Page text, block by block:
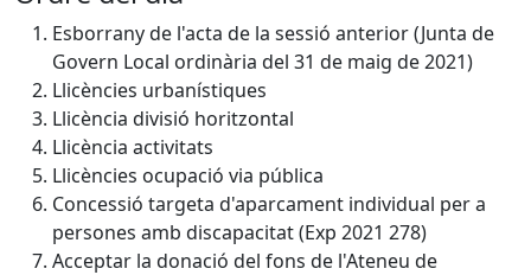
Esborrany de l'acta de la sessió anterior (Junta de
Govern Local ordinària del 31 de maig de 2021)
Llicències urbanístiques
Llicència divisió horitzontal
Llicència activitats
Llicències ocupació via pública
Concessió targeta d'aparcament individual per a
persones amb discapacitat (Exp 2021 278)
Acceptar la donació del fons de l'Ateneu de